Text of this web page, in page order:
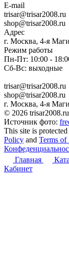
E-mail
trisar@trisar2008.ru
shop@trisar2008.ru
Адрес
г. Москва, 4-я
Режим работы
Пн-Пт: 10:00 -
Сб-Вс: выходные
trisar@trisar2008.ru
shop@trisar2008.ru
г. Москва, 4-я
© 2026 trisar2008.ru
Источник фото:
This site is
Policy and Terms of
Главная
Кабинет